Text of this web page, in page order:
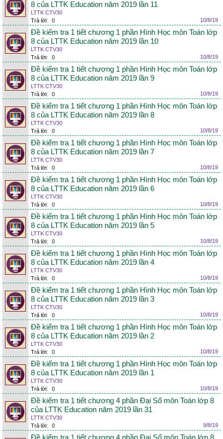
8 của LTTK Education năm 2019 lần 11
LTTK CTV30
Trả lời:
0 10/8/19
Đề kiểm tra 1 tiết chương 1 phần Hình Học môn Toán lớp
8 của LTTK Education năm 2019 lần 10
LTTK CTV30
Trả lời:
0 10/8/19
Đề kiểm tra 1 tiết chương 1 phần Hình Học môn Toán lớp
8 của LTTK Education năm 2019 lần 9
LTTK CTV30
Trả lời:
0 10/8/19
Đề kiểm tra 1 tiết chương 1 phần Hình Học môn Toán lớp
8 của LTTK Education năm 2019 lần 8
LTTK CTV30
Trả lời:
0 10/8/19
Đề kiểm tra 1 tiết chương 1 phần Hình Học môn Toán lớp
8 của LTTK Education năm 2019 lần 7
LTTK CTV30
Trả lời:
0 10/8/19
Đề kiểm tra 1 tiết chương 1 phần Hình Học môn Toán lớp
8 của LTTK Education năm 2019 lần 6
LTTK CTV30
Trả lời:
0 10/8/19
Đề kiểm tra 1 tiết chương 1 phần Hình Học môn Toán lớp
8 của LTTK Education năm 2019 lần 5
LTTK CTV30
Trả lời:
0 10/8/19
Đề kiểm tra 1 tiết chương 1 phần Hình Học môn Toán lớp
8 của LTTK Education năm 2019 lần 4
LTTK CTV30
Trả lời:
0 10/8/19
Đề kiểm tra 1 tiết chương 1 phần Hình Học môn Toán lớp
8 của LTTK Education năm 2019 lần 3
LTTK CTV30
Trả lời:
0 10/8/19
Đề kiểm tra 1 tiết chương 1 phần Hình Học môn Toán lớp
8 của LTTK Education năm 2019 lần 2
LTTK CTV30
Trả lời:
0 10/8/19
Đề kiểm tra 1 tiết chương 1 phần Hình Học môn Toán lớp
8 của LTTK Education năm 2019 lần 1
LTTK CTV30
Trả lời:
0 10/8/19
Đề kiểm tra 1 tiết chương 4 phần Đại Số môn Toán lớp 8
của LTTK Education năm 2019 lần 31
LTTK CTV30
Trả lời:
0 9/8/19